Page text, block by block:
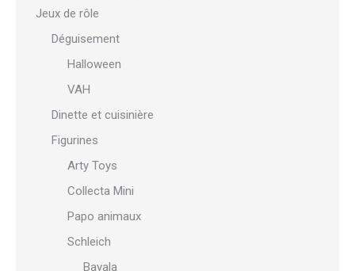
Jeux de rôle
Déguisement
Halloween
VAH
Dinette et cuisinière
Figurines
Arty Toys
Collecta Mini
Papo animaux
Schleich
Bayala